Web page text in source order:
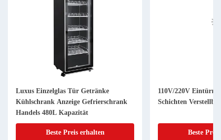
Luxus Einzelglas Tür Getränke
Kühlschrank Anzeige Gefrierschrank
Handels 480L Kapazität
Beste Preis erhalten
110V/220V
Schichten
Beste